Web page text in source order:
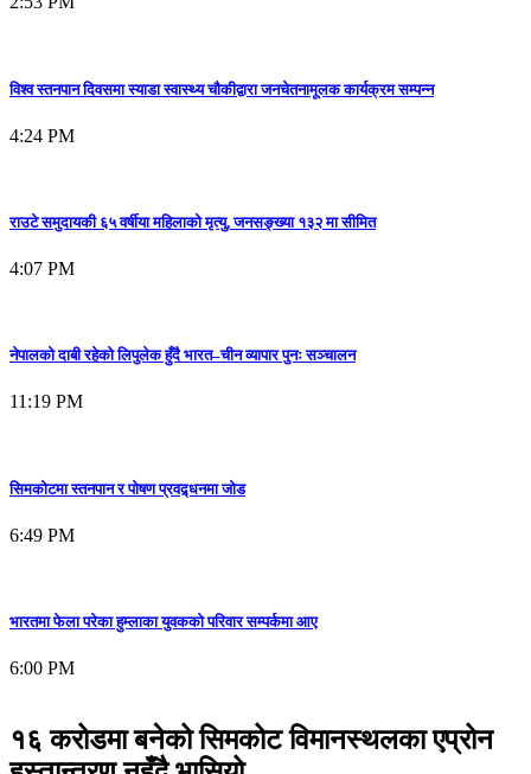
विश्व स्तनपान दिवसमा स्याडा स्वास्थ्य चौकीद्वारा जनचेतनामूलक कार्यक्रम सम्पन्न
4:24 PM
राउटे समुदायकी ६५ वर्षीया महिलाको मृत्यु, जनसङ्ख्या १३२ मा सीमित
4:07 PM
नेपालको दाबी रहेको लिपुलेक हुँदै भारत–चीन व्यापार पुनः सञ्चालन
11:19 PM
सिमकोटमा स्तनपान र पोषण प्रवद्र्धनमा जोड
6:49 PM
भारतमा फेला परेका हुम्लाका युवकको परिवार सम्पर्कमा आए
6:00 PM
१६ करोडमा बनेको सिमकोट विमानस्थलका एप्रोन